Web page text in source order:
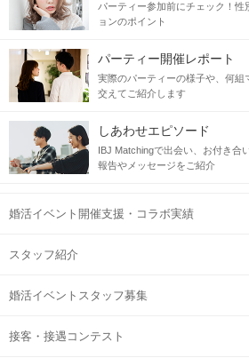
パーティー参加前にチェック！
ョンのポイント
パーティー開催レポート
実際のパーティーの様子や、何組
交えてご紹介します
しあわせエピソード
IBJ Matchingで出会い、お付き合
報告やメッセージをご紹介
婚活イベント開催支援・コラボ実績
スタッフ紹介
婚活イベントスタッフ募集
接客・接遇コンテスト